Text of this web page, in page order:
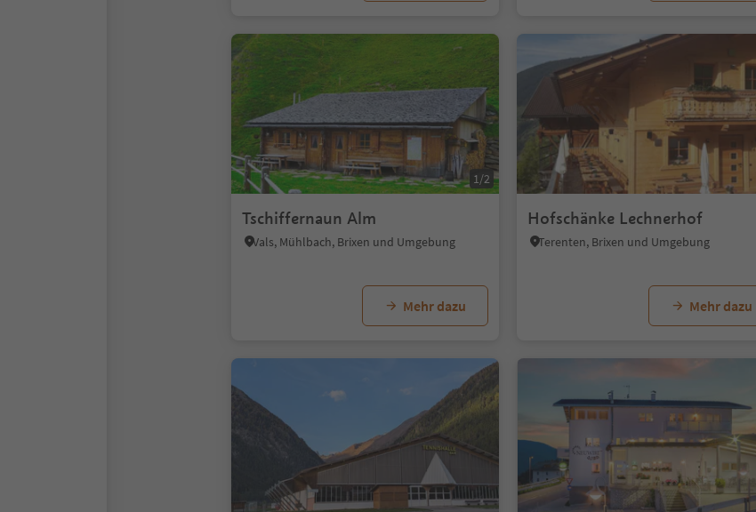
1/2
Tschiffernaun Alm
Vals, Mühlbach, Brixen und Umgebung
Mehr dazu
Hofschänke Lechnerhof
Terenten, Brixen und Umgebung
Mehr dazu